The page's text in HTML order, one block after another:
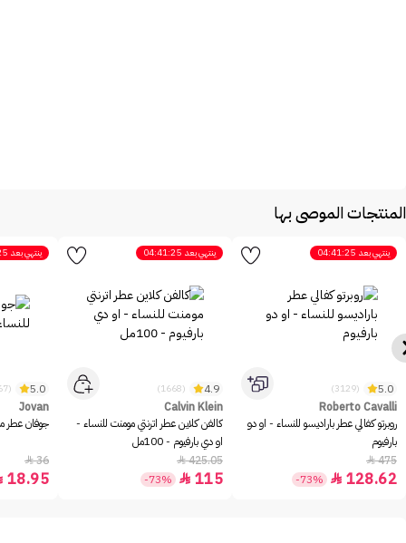
المنتجات الموصى بها
ينتهي بعد 04:41:25
5.0
(3129)
Roberto Cavalli
روبرتو كفالي عطر باراديسو للنساء - او دو
بارفيوم
475

128.62

-73%
ينتهي بعد 04:41:25
4.9
(1668)
Calvin Klein
كالفن كلاين عطر اترنتي مومنت للنساء -
او دي بارفيوم - 100مل
425.05

115

-73%
ينتهي بعد
5.0
(2467)
Jovan
جوفان عطر
36

18.95